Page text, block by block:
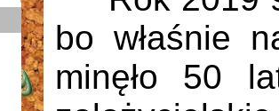
bo właśnie
minęło 50